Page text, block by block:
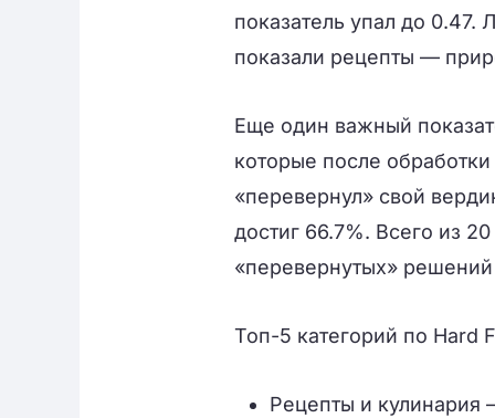
показатель упал до 0.47.
показали рецепты —
Еще один важный
которые после
«перевернул» свой
достиг 66.7%. Всего из
«перевернутых»
Топ-5 категорий по Hard
Рецепты и кулинария